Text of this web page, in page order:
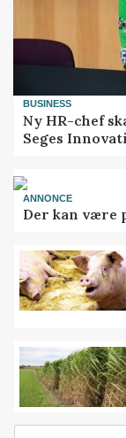
BUSINESS
Ny HR-chef
Seges
ANNONCE
Der kan være